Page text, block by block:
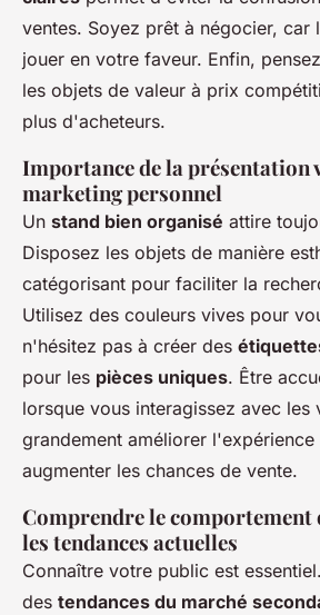
ventes. Soyez prêt à négocier, car
jouer en votre faveur. Enfin,
les objets de valeur à prix
plus d'acheteurs.
Importance de la présentation
marketing personnel
Un stand bien organisé attire
Disposez les objets de manière
catégorisant pour faciliter la
Utilisez des couleurs vives pour
n'hésitez pas à créer des
pour les pièces uniques. Être
lorsque vous interagissez avec les
grandement améliorer
augmenter les chances de vente.
Comprendre le comportement
les tendances actuelles
Connaître votre public est
des tendances du marché